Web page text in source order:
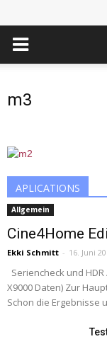
m3
APLICATIONS
Allgemein
Cine4Home
Ekki Schmitt - 16. Juni
Seriencheck und
X9000 Daten) Zur
Schon die Ergebnisse